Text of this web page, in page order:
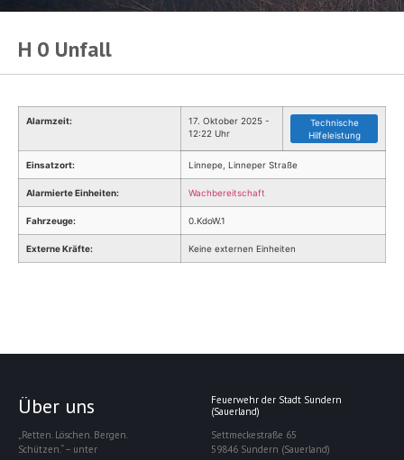
H 0 Unfall
Alarmzeit:
17. Oktober 2025 -
12:22 Uhr
Technische
Hilfeleistung
Einsatzort: Linnepe, Linneper Straße
Alarmierte Einheiten: Wachbereitschaft
Fahrzeuge: 0.KdoW.1
Externe Kräfte: Keine externen Einheiten
Über uns
„Retten. Löschen. Bergen.
Schützen.“ – unter
Feuerwehr der Stadt Sundern
(Sauerland)
Settmeckestraße 65
59846 Sundern (Sauerland)